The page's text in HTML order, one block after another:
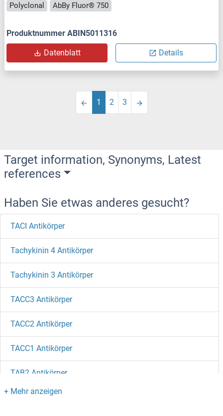
Polyclonal
AbBy Fluor® 750
Produktnummer ABIN5011316
Datenblatt Details
1 2 3
Target information, Synonyms, Latest
references
Haben Sie etwas anderes gesucht?
TACI Antikörper
Tachykinin 4 Antikörper
Tachykinin 3 Antikörper
TACC3 Antikörper
TACC2 Antikörper
TACC1 Antikörper
TAB2 Antikörper
TAB1 Antikörper